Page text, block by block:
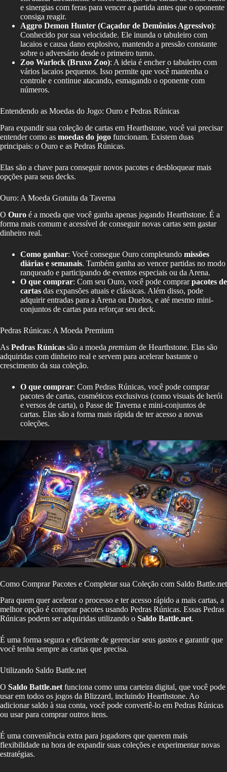
e sinergias com feras para vencer a partida antes que o oponente
consiga reagir.
Aggro Demon Hunter (Caçador de Demônios Agressivo):
Conhecido por sua velocidade. Ele inunda o tabuleiro com
lacaios e causa dano explosivo, mantendo a pressão constante
sobre o adversário desde o primeiro turno.
Zoo Warlock (Bruxo Zoo): A ideia é encher o tabuleiro com
vários lacaios pequenos. Isso permite que você mantenha o
controle e continue atacando, esmagando o oponente com
números.
Entendendo as Moedas do Jogo: Ouro e Pedras Rúnicas
Para expandir sua coleção de cartas em Hearthstone, você vai precisar
entender como as moedas do jogo funcionam. Existem duas
principais: o Ouro e as Pedras Rúnicas.
Elas são a chave para conseguir novos pacotes e desbloquear mais
opções para seus decks.
Ouro: A Moeda Gratuita da Taverna
O Ouro é a moeda que você ganha apenas jogando Hearthstone. É a
forma mais comum e acessível de conseguir novas cartas sem gastar
dinheiro real.
Como ganhar: Você consegue Ouro completando missões
diárias e semanais. Também ganha ao vencer partidas no modo
ranqueado e participando de eventos especiais ou da Arena.
O que comprar: Com seu Ouro, você pode comprarpacotes de
cartas das expansões atuais e clássicas. Além disso, pode
adquirir entradas para a Arena ou Duelos, e até mesmo mini-
conjuntos de cartas para reforçar seu deck.
Pedras Rúnicas: A Moeda Premium
As Pedras Rúnicas são a moeda premium de Hearthstone. Elas são
adquiridas com dinheiro real e servem para acelerar bastante o
crescimento da sua coleção.
O que comprar: Com Pedras Rúnicas, você pode comprar
pacotes de cartas, cosméticos exclusivos (como visuais de herói
e versos de carta), o Passe de Taverna e mini-conjuntos de
cartas. Elas são a forma mais rápida de ter acesso a novas
coleções.
Como Comprar Pacotes e Completar sua Coleção com Saldo Battle.net
Para quem quer acelerar o processo e ter acesso rápido a mais cartas, a
melhor opção é comprar pacotes usando Pedras Rúnicas. Essas Pedras
Rúnicas podem ser adquiridas utilizando o Saldo Battle.net.
É uma forma segura e eficiente de gerenciar seus gastos e garantir que
você tenha sempre as cartas que precisa.
Utilizando Saldo Battle.net
O Saldo Battle.net funciona como uma carteira digital, que você pode
usar em todos os jogos da Blizzard, incluindo Hearthstone. Ao
adicionar saldo à sua conta, você pode convertê-lo em Pedras Rúnicas
ou usar para comprar outros itens.
É uma conveniência extra para jogadores que querem mais
flexibilidade na hora de expandir suas coleções e experimentar novas
estratégias.